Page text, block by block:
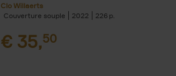
Clo Willaerts
Couverture souple
2022 226
€ 35,50